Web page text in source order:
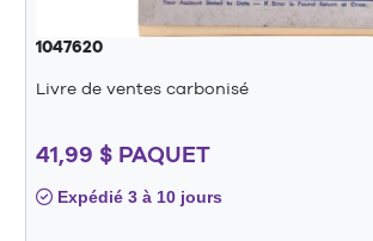
1047620
Livre de ventes carbonisé
41,99 $ PAQUET
Expédié 3 à 10 jours